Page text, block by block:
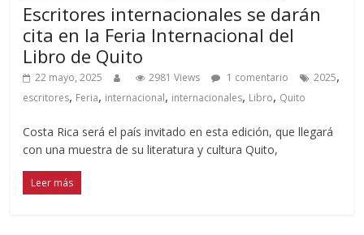
Escritores internacionales se darán
cita en la Feria Internacional del
Libro de Quito
22 mayo, 2025 2981 Views 1 comentario 2025,
escritores, Feria, internacional, internacionales, Libro, Quito
Costa Rica será el país invitado en esta edición, que llegará
con una muestra de su literatura y cultura Quito,
Leer más